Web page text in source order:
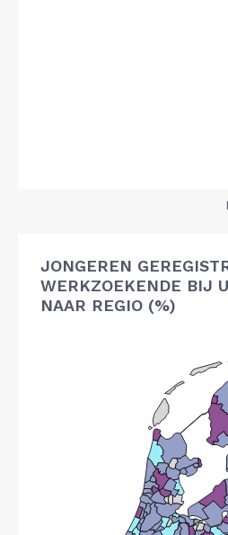
JONGEREN
WERKZOEKENDE BIJ
NAAR REGIO (%)